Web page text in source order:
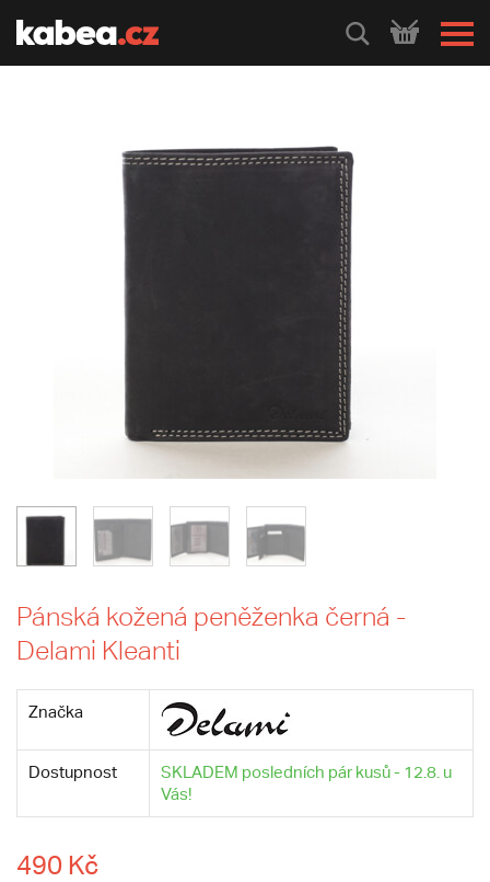
HLEDEJ
Pánská kožená peněženka černá -
Delami Kleanti
Značka
Dostupnost
SKLADEM posledních pár kusů - 12.8. u
Vás!
490 Kč